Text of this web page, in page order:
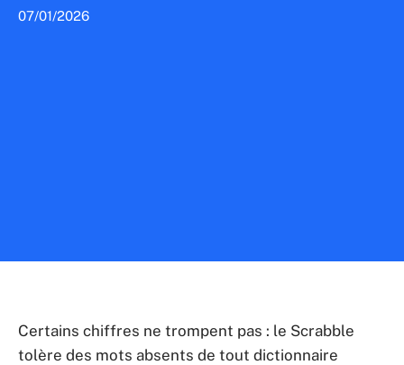
07/01/2026
Certains chiffres ne trompent pas : le Scrabble
tolère des mots absents de tout dictionnaire